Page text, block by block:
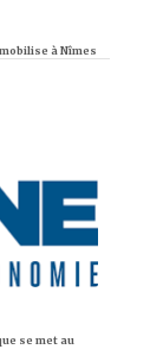
à Nîmes
se met au